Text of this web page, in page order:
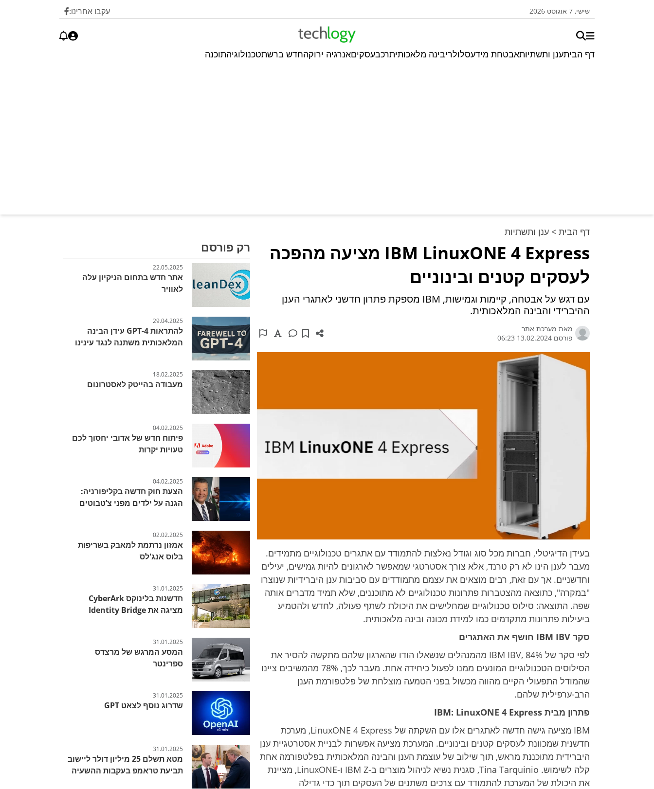
שישי, 7 אוגוסט 2026 עקבו אחרינו:
דף הביתענן ותשתיותאבטחת מידעסלולריבינה מלאכותיתרכבעסקיםאנרגיה ירוקהחדש ברשתטכנולוגיהתוכנה
דף הבית > ענן ותשתיות
IBM LinuxONE 4 Express מציעה מהפכה
לעסקים קטנים ובינוניים
עם דגש על אבטחה, קיימות וגמישות, IBM מספקת פתרון חדשני לאתגרי הענן
ההיברידי והבינה המלאכותית.
מאת מערכת אתר
פורסם 13.02.2024 06:23
IBM
LinuxONE
4 Express
| קרדיט
IBM
בעידן הדיגיטלי, חברות מכל סוג וגודל נאלצות להתמודד עם אתגרים טכנולוגיים מתמידים.
מעבר לענן הינו לא רק טרנד, אלא צורך אסטרטגי שמאפשר לארגונים להיות גמישים, יעילים
וחדשניים. אך עם זאת, רבים מוצאים את עצמם מתמודדים עם סביבות ענן היברידיות שנוצרו
"במקרה", כתוצאה מהצטברות פתרונות טכנולוגיים לא מתוכננים, שלא תמיד מדברים אותה
שפה. התוצאה: סילוס טכנולוגיים שמחלישים את היכולת לשתף פעולה, לחדש ולהטמיע
ביעילות פתרונות מתקדמים כמו למידת מכונה ובינה מלאכותית.
סקר IBM IBV חושף את האתגרים
לפי סקר של IBM IBV, 84% מהמנהלים שנשאלו הודו שהארגון שלהם מתקשה להסיר את
הסילוסים הטכנולוגיים המונעים ממנו לפעול כיחידה אחת. מעבר לכך, 78% מהמשיבים ציינו
שהמודל התפעולי הקיים מהווה מכשול בפני הטמעה מוצלחת של פלטפורמת הענן
הרב-ערפילית שלהם.
פתרון מבית IBM: LinuxONE 4 Express
IBM מציעה גישה חדשה לאתגרים אלו עם השקתה של LinuxONE 4 Express, מערכת
חדשנית שמכוונת לעסקים קטנים ובינוניים. המערכת מציעה אפשרות לבניית אסטרטגיית ענן
היברידית מתוכננת מראש, תוך שילוב של עוצמת הענן והבינה המלאכותית בפלטפורמה אחת
קלה לשימוש. Tina Tarquinio, סגנית נשיא לניהול מוצרים ב-IBM Z ו-LinuxONE, מציינת
את היכולת של המערכת להתמודד עם צרכים משתנים של העסקים תוך כדי גדילה
רק פורסם
22.05.2025
אתר חדש בתחום הניקיון עלה
לאוויר
29.04.2025
להתראות GPT-4 עידן הבינה
המלאכותית משתנה לנגד עינינו
18.02.2025
מעבודה בהייטק לאסטרונום
04.02.2025
פיתוח חדש של אדובי יחסוך לכם
טעויות יקרות
04.02.2025
הצעת חוק חדשה בקליפורניה:
הגנה על ילדים מפני צ’טבוטים
02.02.2025
אמזון נרתמת למאבק בשריפות
בלוס אנג'לס
31.01.2025
חדשנות בלינוקס CyberArk
מציגה את Identity Bridge
31.01.2025
המסע המרגש של מרצדס
ספרינטר
31.01.2025
שדרוג נוסף לצאט GPT
31.01.2025
מטא תשלם 25 מיליון דולר ליישוב
תביעת טראמפ בעקבות ההשעיה